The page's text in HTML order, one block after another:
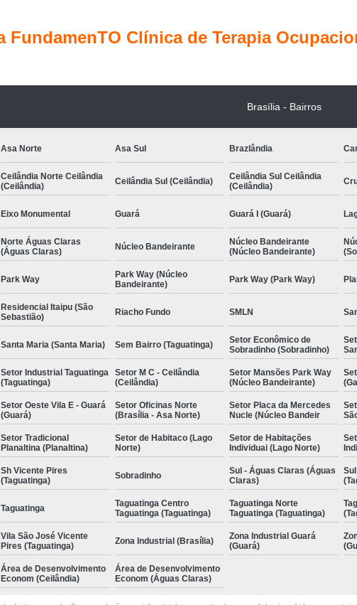
Terapia
Terapia Ocupacional
Terapia
FundamenTO Clínica de Terapia
Brasília - Bairros
Asa Norte Asa Sul Brazlândia
Ceilândia Norte Ceilândia
(Ceilândia)
Ceilândia Sul (Ceilândia)
Ceilândia Sul Ceilândia
(Ceilândia)
Eixo Monumental Guará Guará I (Guará)
Norte Águas Claras
(Águas Claras)
Núcleo Bandeirante
Núcleo Bandeirante
(Núcleo Bandeirante)
Park Way
Park Way (Núcleo
Bandeirante)
Park Way (Park Way)
Residencial Itaipu (São
Sebastião)
Riacho Fundo SMLN
Santa Maria (Santa Maria) Sem Bairro (Taguatinga)
Setor Econômico de
Sobradinho (Sobradinho)
Setor Industrial Taguatinga
(Taguatinga)
Setor M C - Ceilândia
(Ceilândia)
Setor Mansões Park Way
(Núcleo Bandeirante)
Setor Oeste Vila E - Guará
(Guará)
Setor Oficinas Norte
(Brasília - Asa Norte)
Setor Placa da Mercedes
Nucle (Núcleo Bandeir
Setor Tradicional
Planaltina (Planaltina)
Setor de Habitaco (Lago
Norte)
Setor de Habitações
Individuai (Lago Norte)
Sh Vicente Pires
(Taguatinga)
Sobradinho
Sul - Águas Claras (Águas
Claras)
Taguatinga
Taguatinga Centro
Taguatinga (Taguatinga)
Taguatinga Norte
Taguatinga (Taguatinga)
Vila São José Vicente
Pires (Taguatinga)
Zona Industrial (Brasília)
Zona Industrial Guará
(Guará)
Área de Desenvolvimento
Econom (Ceilândia)
Área de Desenvolvimento
Econom (Águas Claras)